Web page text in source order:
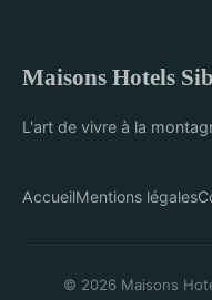
Maisons Hotels
L'art de vivre à la
AccueilMentions légales
© 2026 Maisons